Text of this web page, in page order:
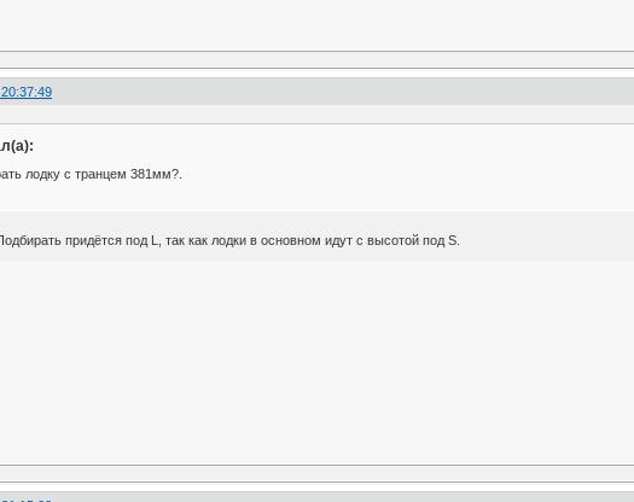
лодку с транцем 381мм?.
придётся под L, так как лодки в основном идут с высотой под S.